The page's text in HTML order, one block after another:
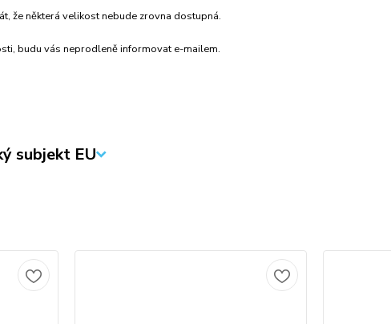
že některá velikost nebude zrovna dostupná.
budu vás neprodleně informovat e-mailem.
subjekt EU